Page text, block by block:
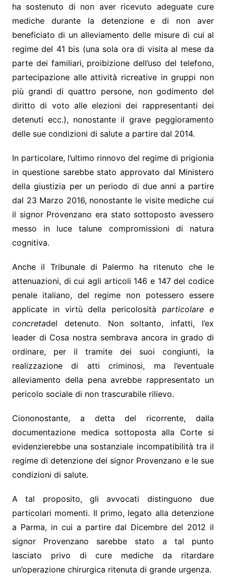
ha sostenuto di non aver ricevuto adeguate cure
mediche durante la detenzione e di non aver
beneficiato di un alleviamento delle misure di cui al
regime del 41 bis (una sola ora di visita al mese da
parte dei familiari, proibizione dell’uso del telefono,
partecipazione alle attività ricreative in gruppi non
più grandi di quattro persone, non godimento del
diritto di voto alle elezioni dei rappresentanti dei
detenuti ecc.), nonostante il grave peggioramento
delle sue condizioni di salute a partire dal 2014.
In particolare, l’ultimo rinnovo del regime di prigionia
in questione sarebbe stato approvato dal Ministero
della giustizia per un periodo di due anni a partire
dal 23 Marzo 2016, nonostante le visite mediche cui
il signor Provenzano era stato sottoposto avessero
messo in luce talune compromissioni di natura
cognitiva.
Anche il Tribunale di Palermo ha ritenuto che le
attenuazioni, di cui agli articoli 146 e 147 del codice
penale italiano, del regime non potessero essere
applicate in virtù della pericolositàparticolare e
concretadel detenuto. Non soltanto, infatti, l’ex
leader di Cosa nostra sembrava ancora in grado di
ordinare, per il tramite dei suoi congiunti, la
realizzazione di atti criminosi, ma l’eventuale
alleviamento della pena avrebbe rappresentato un
pericolo sociale di non trascurabile rilievo.
Ciononostante, a detta del ricorrente, dalla
documentazione medica sottoposta alla Corte si
evidenzierebbe una sostanziale incompatibilità tra il
regime di detenzione del signor Provenzano e le sue
condizioni di salute.
A tal proposito, gli avvocati distinguono due
particolari momenti. Il primo, legato alla detenzione
a Parma, in cui a partire dal Dicembre del 2012 il
signor Provenzano sarebbe stato a tal punto
lasciato privo di cure mediche da ritardare
un’operazione chirurgica ritenuta di grande urgenza.